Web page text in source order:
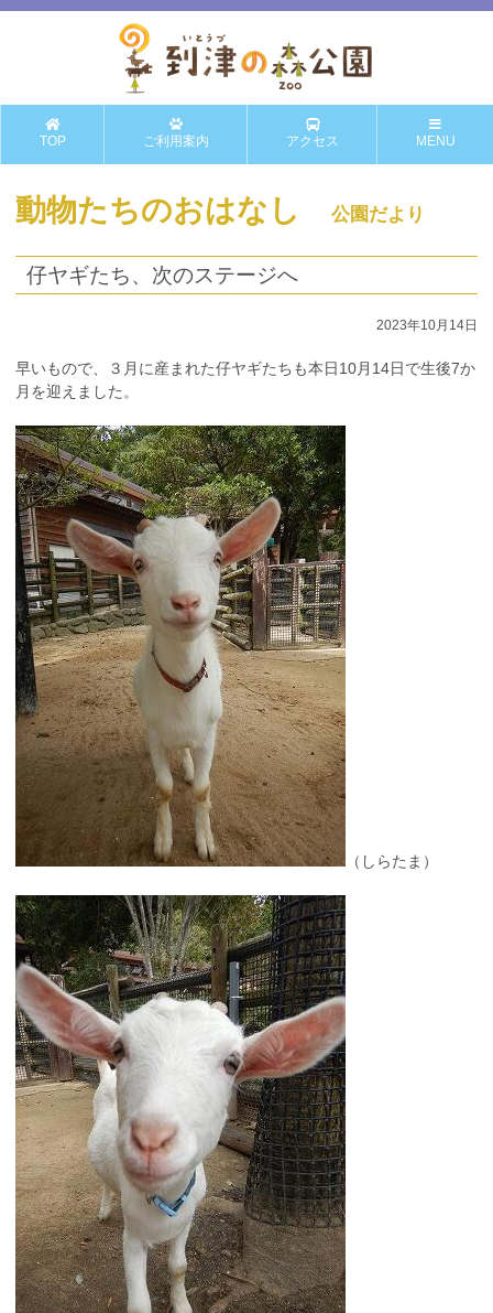
TOP ご利用案内 アクセス MENU
動物たちのおはなし 公園だより
仔ヤギたち、次のステージへ
2023年10月14日
早いもので、３月に産まれた仔ヤギたちも本日10月14日で生後7か
月を迎えました。
（しらたま）